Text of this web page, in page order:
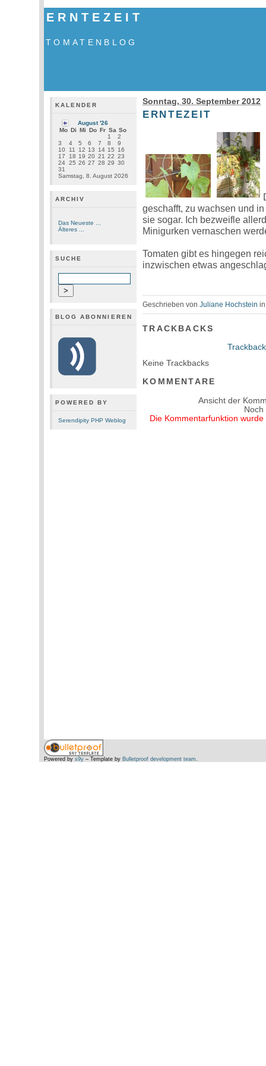
ERNTEZEIT
TOMATENBLOG
KALENDER
August '26
Mo Di Mi Do Fr Sa So
Samstag, 8. August 2026
1
2
3
4 5 6 7 8
9
10 11 12 13 14 15 16
17
18 19 20 21 22 23
24 25 26 27 28 29 30
31
ARCHIV
Das Neueste ...
Älteres ...
SUCHE
BLOG ABONNIEREN
POWERED BY
Serendipity PHP Weblog
Sonntag, 30. September 2012
ERNTEZEIT
geschafft, zu wachsen und
sie sogar. Ich bezweifle
Minigurken vernaschen
Tomaten gibt es hingegen
inzwischen etwas
Geschrieben vonJuliane Hochstein
TRACKBACKS
Keine Trackbacks
KOMMENTARE
Ansicht der
Die Kommentarfunktion
Powered by s9y– Template by Bulletproof development team.